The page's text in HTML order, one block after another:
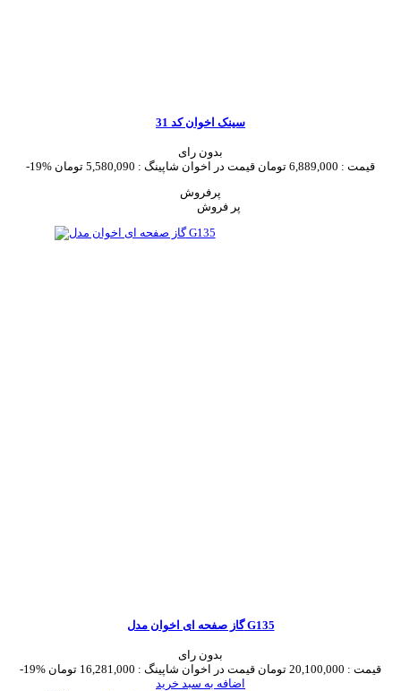
سینک اخوان کد 31
بدون رای
-19%
قیمت : 6,889,000 تومان قیمت در اخوان شاپینگ : 5,580,090 تومان
پرفروش
گاز صفحه ای اخوان مدل G135
بدون رای
-19%
قیمت : 20,100,000 تومان قیمت در اخوان شاپینگ : 16,281,000 تومان
اضافه به سبد خرید